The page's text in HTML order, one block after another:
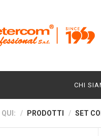
CHI
QUI: PRODOTTI SET